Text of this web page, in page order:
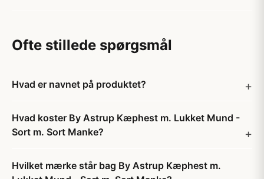
Ofte stillede spørgsmål
Hvad er navnet på produktet?
Hvad koster By Astrup Kæphest m. Lukket Mund -
Sort m. Sort Manke?
Hvilket mærke står bag By Astrup Kæphest m.